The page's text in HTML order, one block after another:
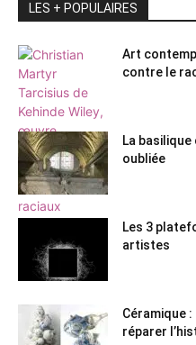
LES + POPULAIRES
Art
contre le
La
oubliée
Les 3
artistes
Céramique :
réparer